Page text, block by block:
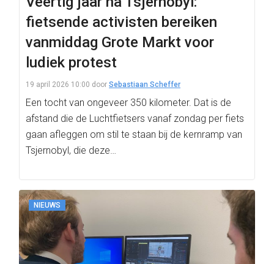
fietsende activisten bereiken
vanmiddag Grote Markt voor
ludiek protest
19 april 2026 10:00 door Sebastiaan Scheffer
Een tocht van ongeveer 350 kilometer. Dat is de
afstand die de Luchtfietsers vanaf zondag per fiets
gaan afleggen om stil te staan bij de kernramp van
Tsjernobyl, die deze…
NIEUWS